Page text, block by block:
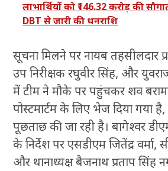
लाभार्थियों को ₹146.32 करोड़ की
DBT से जारी की धनराशि
सूचना मिलने पर नायब तहसीलदार
उप निरीक्षक रघुवीर सिंह, और
में टीम ने मौके पर पहुंचकर शव
पोस्टमार्टम के लिए भेज दिया गया
पूछताछ की जा रही है। बागेश्वर
के निर्देश पर एसडीएम जितेंद्र
और थानाध्यक्ष बैजनाथ प्रताप सिंह